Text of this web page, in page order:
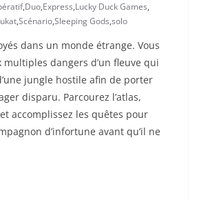
,Duo,Express,Lucky Duck Games,
,Scénario,Sleeping Gods,solo
dans un monde étrange. Vous
multiples dangers d’un fleuve qui
jungle hostile afin de porter
disparu. Parcourez l’atlas,
accomplissez les quêtes pour
d’infortune avant qu’il ne